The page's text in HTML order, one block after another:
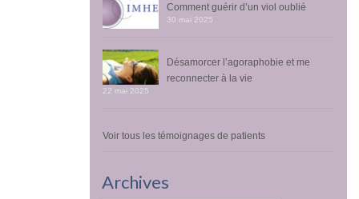
Comment guérir d’un viol oublié
30 mai 2025
Désamorcer l’agoraphobie et me
reconnecter à la vie
22 mai 2025
Voir tous les témoignages de patients
Archives